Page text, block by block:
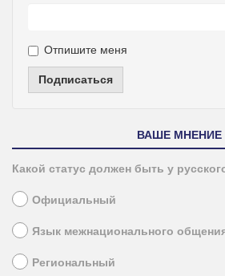
Отпишите меня
Подписаться
ВАШЕ МНЕНИЕ
Какой статус должен быть у
Официальный
Язык межнационального
Региональный